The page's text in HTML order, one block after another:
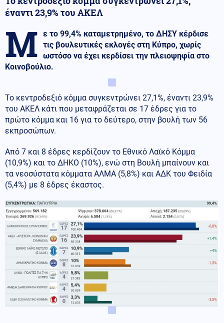
έναντι 23,9% του ΑΚΕΛ
Μ ε το 99,4% καταμετρημένο, το ΔΗΣΥ κέρδισε
τις βουλευτικές εκλογές στη Κύπρο, χωρίς
ωστόσο να έχει κερδίσει την πλειοψηφία στο
Κοινοβούλιο.
Το κεντροδεξιό κόμμα συγκεντρώνει 27,1%, έναντι 23,9%
του ΑΚΕΛ κάτι που μεταφράζεται σε 17 έδρες για το
πρώτο κόμμα και 16 για το δεύτερο, στην βουλή των 56
εκπροσώπων.
Από 7 και 8 έδρες κερδίζουν το Εθνικό Λαϊκό Κόμμα
(10,9%) και το ΔΗΚΟ (10%), ενώ στη Βουλή μπαίνουν και
τα νεοσύστατα κόμματα ΑΛΜΑ (5,8%) και ΑΔΚ του Φειδία
(5,4%) με 8 έδρες έκαστος.